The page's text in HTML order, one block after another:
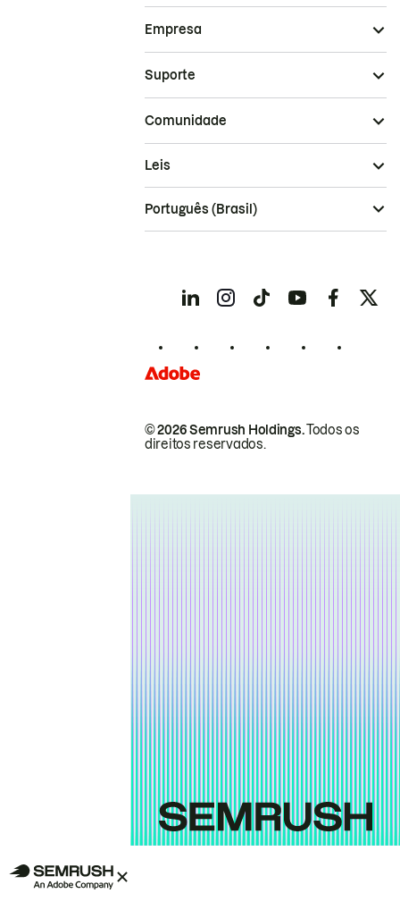
Empresa
Suporte
Comunidade
© 2026 Semrush Holdings.Todos os
direitos reservados.
Leis
Português (Brasil)